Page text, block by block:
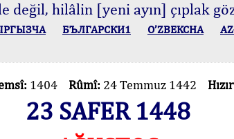
değil, hilâlin [yeni ayın] çıplak
БЪЛГАРСКИ1 O’ZBEKCHA
1404 Rûmî: 24 Temmuz 1442
23 SAFER 1448